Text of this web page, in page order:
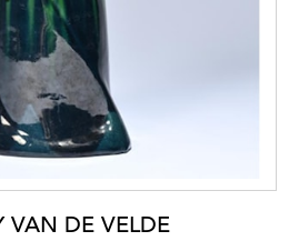
VAN DE VELDE